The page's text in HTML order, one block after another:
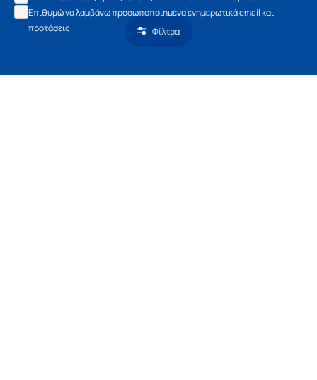
Φίλτρα
Επιθυμώ να λαμβάνω προσωποποιημένα ενημερωτικά email και
προτάσεις